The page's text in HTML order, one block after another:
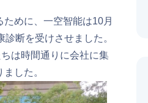
めに、一空智能は10月
断を受けさせました。
は時間通りに会社に集
した。